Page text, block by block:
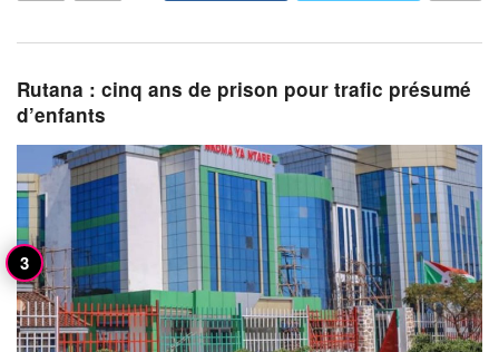
Rutana : cinq ans de prison pour trafic présumé
d’enfants